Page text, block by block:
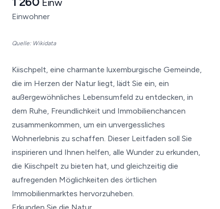
Einwohner
Einw
Quelle: Wikidata
Kiischpelt, eine charmante luxemburgische Gemeinde,
die im Herzen der Natur liegt, lädt Sie ein, ein
außergewöhnliches Lebensumfeld zu entdecken, in
dem Ruhe, Freundlichkeit und Immobilienchancen
zusammenkommen, um ein unvergessliches
Wohnerlebnis zu schaffen. Dieser Leitfaden soll Sie
inspirieren und Ihnen helfen, alle Wunder zu erkunden,
die Kiischpelt zu bieten hat, und gleichzeitig die
aufregenden Möglichkeiten des örtlichen
Immobilienmarktes hervorzuheben.